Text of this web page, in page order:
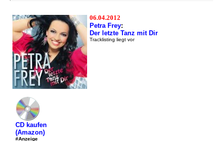
06.04.2012
Petra Frey:
Der letzte Tanz mit Dir
Tracklisting liegt vor
CD kaufen
(Amazon)
#Anzeige